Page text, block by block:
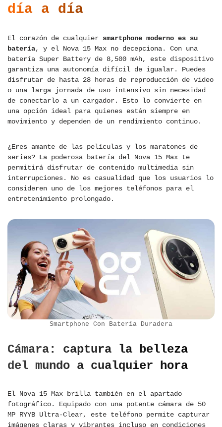
día a día
El corazón de cualquier smartphone moderno es su
batería, y el Nova 15 Max no decepciona. Con una
batería Super Battery de 8,500 mAh, este dispositivo
garantiza una autonomía difícil de igualar. Puedes
disfrutar de hasta 28 horas de reproducción de video
o una larga jornada de uso intensivo sin necesidad
de conectarlo a un cargador. Esto lo convierte en
una opción ideal para quienes están siempre en
movimiento y dependen de un rendimiento continuo.
¿Eres amante de las películas y los maratones de
series? La poderosa batería del Nova 15 Max te
permitirá disfrutar de contenido multimedia sin
interrupciones. No es casualidad que los usuarios lo
consideren uno de los mejores teléfonos para el
entretenimiento prolongado.
Smartphone Con Batería Duradera
Cámara: captura la belleza
del mundo a cualquier hora
El Nova 15 Max brilla también en el apartado
fotográfico. Equipado con una potente cámara de 50
MP RYYB Ultra-Clear, este teléfono permite capturar
imágenes claras y vibrantes incluso en condiciones